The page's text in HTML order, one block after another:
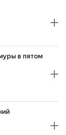
в пятом